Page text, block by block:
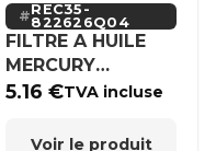
REC35-
822626Q04
FILTRE A HUILE
MERCURY
MERCRUISER
5.16€TVA incluse
Voir le produit